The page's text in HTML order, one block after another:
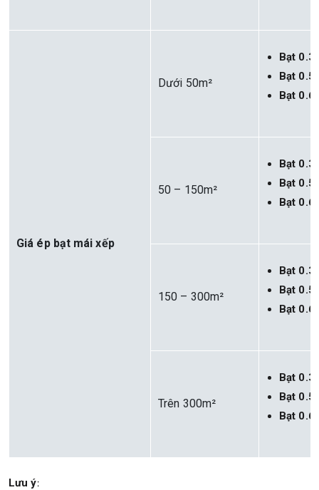
Giá ép bạt mái xếp
Dưới 50m²
Bạt
Bạt
Bạt
50 – 150m²
Bạt
Bạt
Bạt
150 – 300m²
Bạt
Bạt
Bạt
Trên 300m²
Bạt
Bạt
Bạt
Lưu ý: